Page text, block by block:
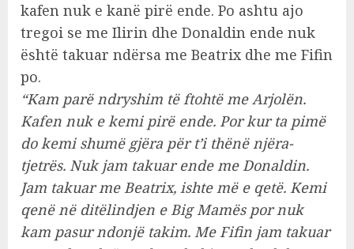
kafen nuk e kanë pirë ende. Po ashtu ajo
tregoi se me Ilirin dhe Donaldin ende nuk
është takuar ndërsa me Beatrix dhe me Fifin
po.
“Kam parë ndryshim të ftohtë me Arjolën.
Kafen nuk e kemi pirë ende. Por kur ta pimë
do kemi shumë gjëra për t’i thënë njëra-
tjetrës. Nuk jam takuar ende me Donaldin.
Jam takuar me Beatrix, ishte më e qetë. Kemi
qenë në ditëlindjen e Big Mamës por nuk
kam pasur ndonjë takim. Me Fifin jam takuar